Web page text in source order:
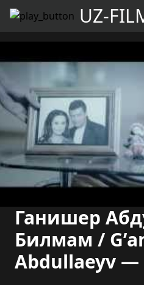
UZ-
Ганишер
Билмам /
Abdullaeyv —